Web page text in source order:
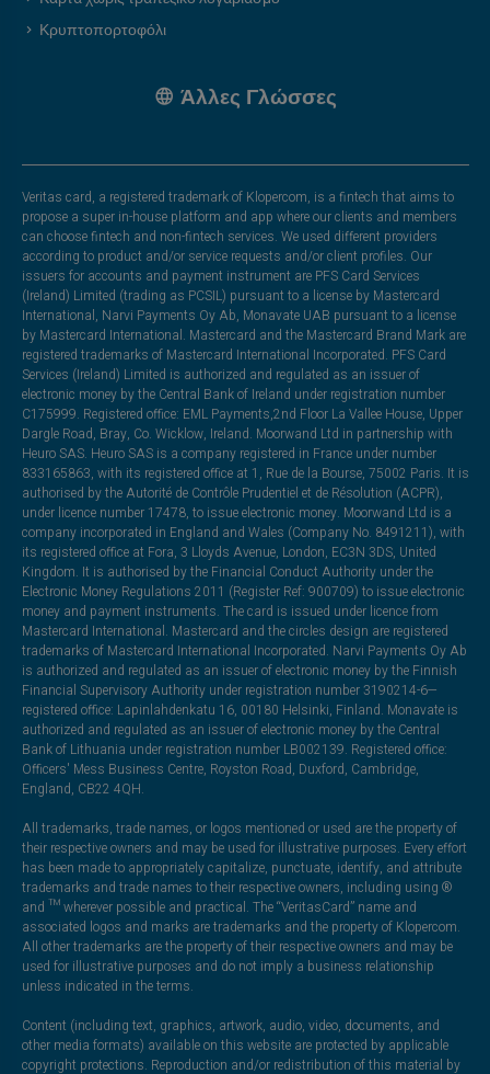
Κρυπτοπορτοφόλι
Άλλες Γλώσσες
Veritas card, a registered trademark of Klopercom, is a fintech that aims to
propose a super in-house platform and app where our clients and members
can choose fintech and non-fintech services. We used different providers
according to product and/or service requests and/or client profiles. Our
issuers for accounts and payment instrument are PFS Card Services
(Ireland) Limited (trading as PCSIL) pursuant to a license by Mastercard
International, Narvi Payments Oy Ab, Monavate UAB pursuant to a license
by Mastercard International. Mastercard and the Mastercard Brand Mark are
registered trademarks of Mastercard International Incorporated. PFS Card
Services (Ireland) Limited is authorized and regulated as an issuer of
electronic money by the Central Bank of Ireland under registration number
C175999. Registered office: EML Payments,2nd Floor La Vallee House, Upper
Dargle Road, Bray, Co. Wicklow, Ireland. Moorwand Ltd in partnership with
Heuro SAS. Heuro SAS is a company registered in France under number
833165863, with its registered office at 1, Rue de la Bourse, 75002 Paris. It is
authorised by the Autorité de Contrôle Prudentiel et de Résolution (ACPR),
under licence number 17478, to issue electronic money. Moorwand Ltd is a
company incorporated in England and Wales (Company No. 8491211), with
its registered office at Fora, 3 Lloyds Avenue, London, EC3N 3DS, United
Kingdom. It is authorised by the Financial Conduct Authority under the
Electronic Money Regulations 2011 (Register Ref: 900709) to issue electronic
money and payment instruments. The card is issued under licence from
Mastercard International. Mastercard and the circles design are registered
trademarks of Mastercard International Incorporated. Narvi Payments Oy Ab
is authorized and regulated as an issuer of electronic money by the Finnish
Financial Supervisory Authority under registration number 3190214-6—
registered office: Lapinlahdenkatu 16, 00180 Helsinki, Finland. Monavate is
authorized and regulated as an issuer of electronic money by the Central
Bank of Lithuania under registration number LB002139. Registered office:
Officers' Mess Business Centre, Royston Road, Duxford, Cambridge,
England, CB22 4QH.
All trademarks, trade names, or logos mentioned or used are the property of
their respective owners and may be used for illustrative purposes. Every effort
has been made to appropriately capitalize, punctuate, identify, and attribute
trademarks and trade names to their respective owners, including using ®
and ™ wherever possible and practical. The “VeritasCard” name and
associated logos and marks are trademarks and the property of Klopercom.
All other trademarks are the property of their respective owners and may be
used for illustrative purposes and do not imply a business relationship
unless indicated in the terms.
Content (including text, graphics, artwork, audio, video, documents, and
other media formats) available on this website are protected by applicable
copyright protections. Reproduction and/or redistribution of this material by